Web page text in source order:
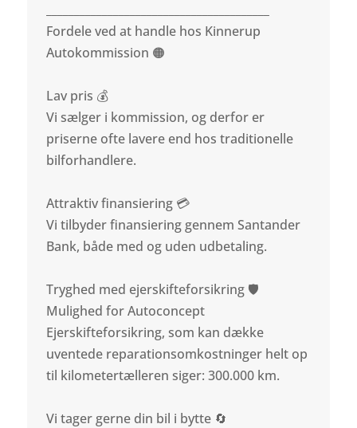
Fordele ved at handle hos Kinnerup
Autokommission 🟠
Lav pris 💰
Vi sælger i kommission, og derfor er
priserne ofte lavere end hos traditionelle
bilforhandlere.
Attraktiv finansiering 💳
Vi tilbyder finansiering gennem Santander
Bank, både med og uden udbetaling.
Tryghed med ejerskifteforsikring 🛡️
Mulighed for Autoconcept
Ejerskifteforsikring, som kan dække
uventede reparationsomkostninger helt op
til kilometertælleren siger: 300.000 km.
Vi tager gerne din bil i bytte 🔄